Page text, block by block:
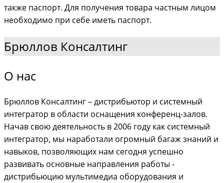
также паспорт. Для получения товара частным лицом
необходимо при себе иметь паспорт.
Брюллов Консалтинг
О нас
Брюллов Консалтинг – дистрибьютор и системный
интегратор в области оснащения конференц-залов.
Начав свою деятельность в 2006 году как системный
интегратор, мы наработали огромный багаж знаний и
навыков, позволяющих нам сегодня успешно
развивать основные направления работы -
дистрибьюцию мультимедиа оборудования и